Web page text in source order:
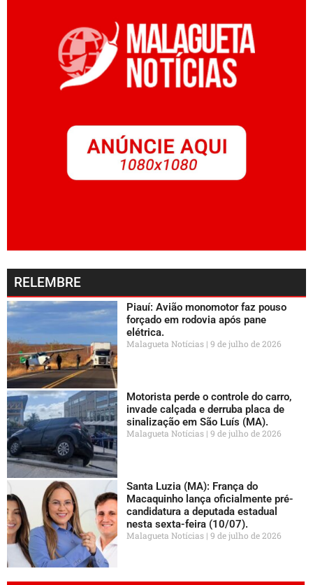
RELEMBRE
Piauí: Avião monomotor faz pouso
forçado em rodovia após pane
elétrica.
Malagueta Notícias 9 de julho de 2026
Motorista perde o controle do carro,
invade calçada e derruba placa de
sinalização em São Luís (MA).
Malagueta Notícias 9 de julho de 2026
Santa Luzia (MA): França do
Macaquinho lança oficialmente pré-
candidatura a deputada estadual
nesta sexta-feira (10/07).
Malagueta Notícias 9 de julho de 2026